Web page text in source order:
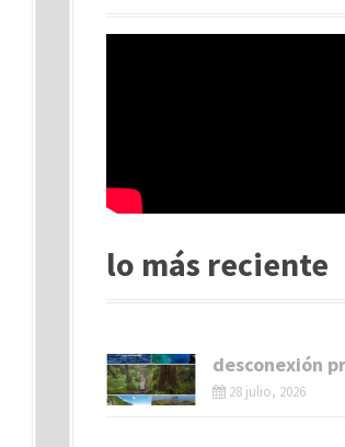
lo más reciente
desconexión
28 julio, 2026